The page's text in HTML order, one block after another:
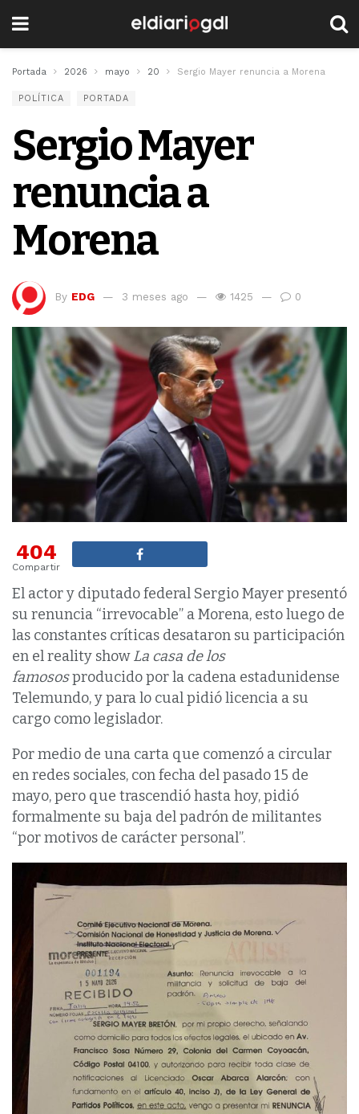
Portada 2026 mayo 20 Sergio Mayer renuncia a Morena
POLÍTICA PORTADA
Sergio Mayer
renuncia a
Morena
By EDG 3 meses ago 1425 0
404
Compartir
El actor y diputado federal Sergio Mayer presentó
su renuncia “irrevocable” a Morena, esto luego de
las constantes críticas desataron su participación
en el reality showLa casa de los
famososproducido por la cadena estadunidense
Telemundo, y para lo cual pidió licencia a su
cargo como legislador.
Por medio de una carta que comenzó a circular
en redes sociales, con fecha del pasado 15 de
mayo, pero que trascendió hasta hoy, pidió
formalmente su baja del padrón de militantes
“por motivos de carácter personal”.